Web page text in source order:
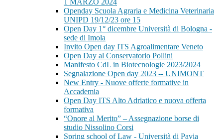
1 MARZO 2024
Openday Scuola Agraria e Medicina Veterinaria
UNIPD 19/12/23 ore 15
Open Day 1° dicembre Università di Bologna -
sede di Imola
Invito Open day ITS Agroalimentare Veneto
Open Day al Conservatorio Pollini
Manifesto CdL in Biotecnologie 2023/2024
Segnalazione Open day 2023 -- UNIMONT
New Entry - Nuove offerte formative in
Accademia
Open Day ITS Alto Adriatico e nuova offerta
formativa
“Onore al Merito” – Assegnazione borse di
studio Nissolino Corsi
Spring school of Law - Università di Pavia